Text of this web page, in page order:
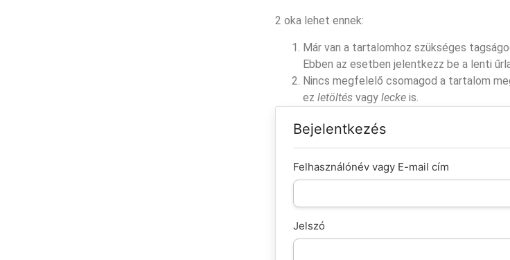
2 oka lehet ennek:
Már van a tartalomhoz szükséges
Ebben az esetben jelentkezz be a lenti
Nincs megfelelő csomagod a tartalom
ez letöltés vagy lecke is.
Bejelentkezés
Felhasználónév vagy E-mail cím
Jelszó